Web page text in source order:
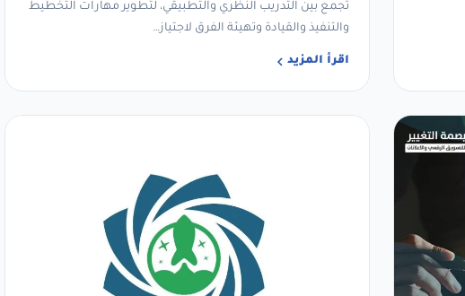
تجمع بين التدريب النظري والتطبيقي، لتطوير مهارات التخطيط
والتنفيذ والقيادة وتهيئة الفرق لاجتياز…
اقرأ المزيد